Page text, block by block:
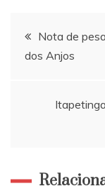
de
Post
Nota de
dos Anjos